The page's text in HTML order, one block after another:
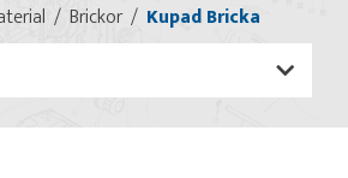
Brickor Kupad Bricka